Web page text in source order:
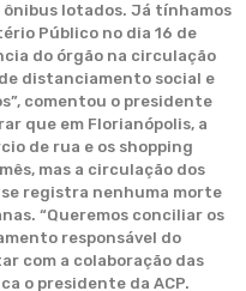
ônibus lotados. Já tínhamos
Público no dia 16 de
do órgão na circulação
distanciamento social e
comentou o presidente
que em Florianópolis, a
de rua e os shopping
mas a circulação dos
registra nenhuma morte
“Queremos conciliar os
responsável do
com a colaboração das
o presidente da ACP.